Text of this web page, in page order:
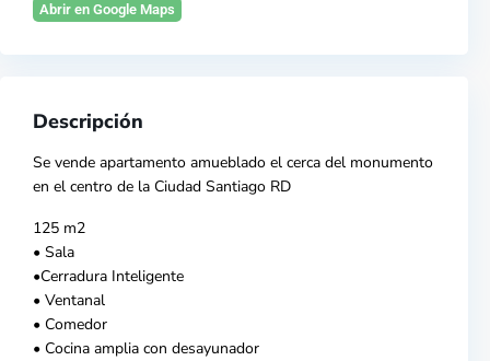
Abrir en Google Maps
Descripción
Se vende apartamento amueblado el cerca del monumento
en el centro de la Ciudad Santiago RD
125 m2
• Sala
•Cerradura Inteligente
• Ventanal
• Comedor
• Cocina amplia con desayunador